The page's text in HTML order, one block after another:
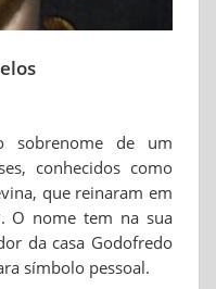
sobrenome de um
conhecidos como
que reinaram em
O nome tem na sua
da casa Godofredo
símbolo pessoal.